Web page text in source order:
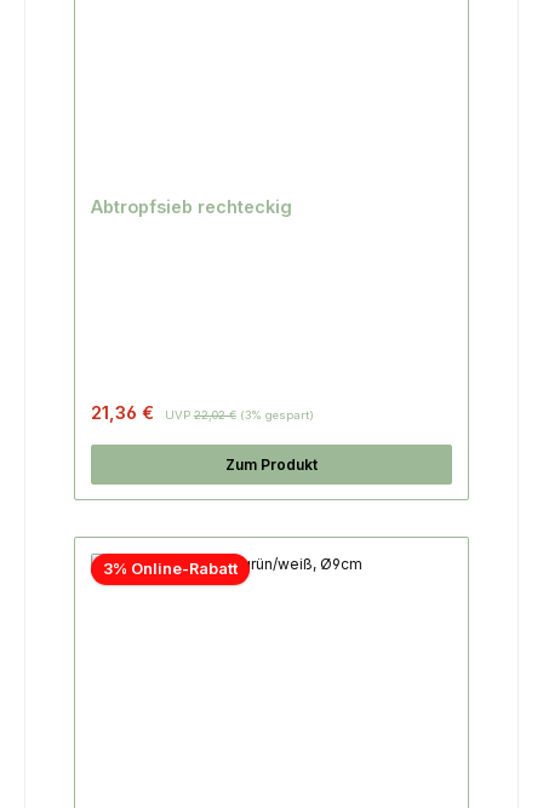
Abtropfsieb rechteckig
21,36 € UVP 22,02 € (3% gespart)
Zum Produkt
3% Online-Rabatt